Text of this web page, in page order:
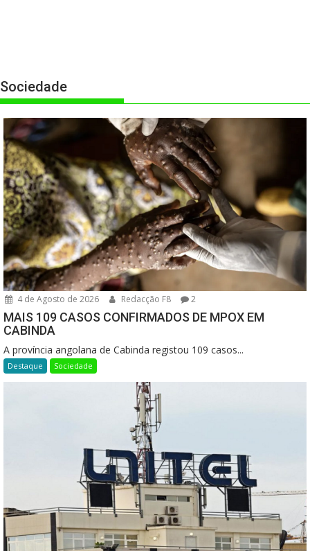
Sociedade
4 de Agosto de 2026 Redacção F8 2
MAIS 109 CASOS CONFIRMADOS DE MPOX EM
CABINDA
A província angolana de Cabinda registou 109 casos...
Destaque Sociedade